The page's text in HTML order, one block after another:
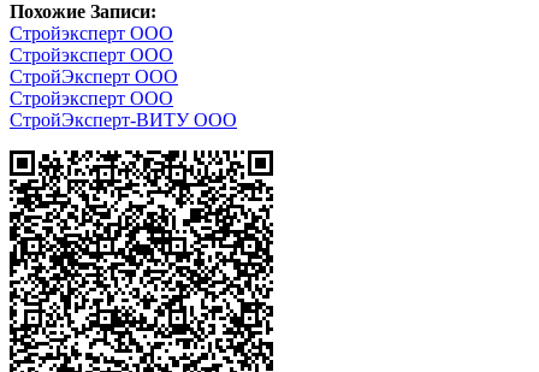
Похожие Записи:
Стройэксперт ООО
Стройэксперт ООО
СтройЭксперт ООО
Стройэксперт ООО
СтройЭксперт-ВИТУ ООО